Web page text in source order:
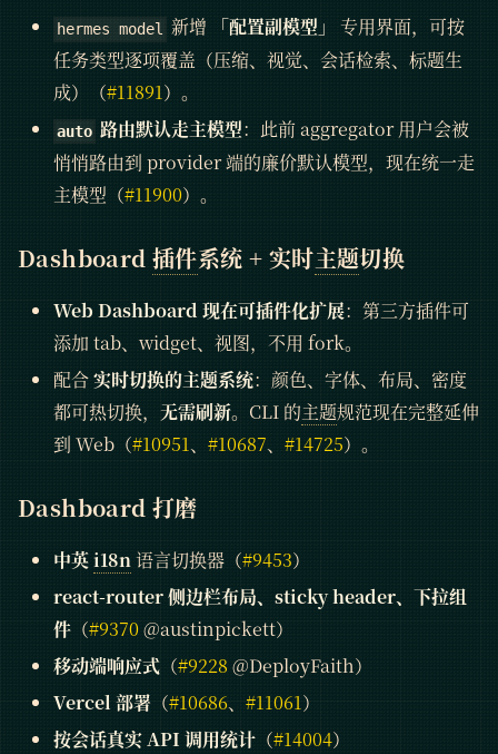
hermes model 新增 「配置副模型」
专用界面，可按
任务类型逐项覆盖（压缩、视觉、会话检索、标题生
成）（#11891）。
auto 路由默认走主模型：此前 aggregator 用户会被
悄悄路由到 provider 端的廉价默认模型，现在统一走
主模型（#11900）。
Dashboard 插件系统 + 实时主题切换
Web Dashboard 现在可插件化扩展：第三方插件可
添加 tab、widget、视图，不用 fork。
配合实时切换的主题系统：颜色、字体、布局、密度
都可热切换， 无需刷新。CLI 的主题规范现在完整延伸
到 Web（#10951、 #10687、 #14725）。
Dashboard 打磨
中英i18n语言切换器（#9453）
react-router 侧边栏布局、sticky header、下拉组
件 （#9370@austinpickett）
移动端响应式 （#9228 @DeployFaith）
Vercel 部署 （#10686、 #11061）
按会话真实 API 调用统计 （#14004）